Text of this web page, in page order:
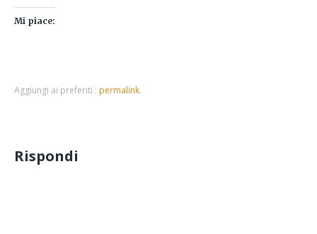
Mi piace:
Aggiungi ai preferiti : permalink.
Rispondi